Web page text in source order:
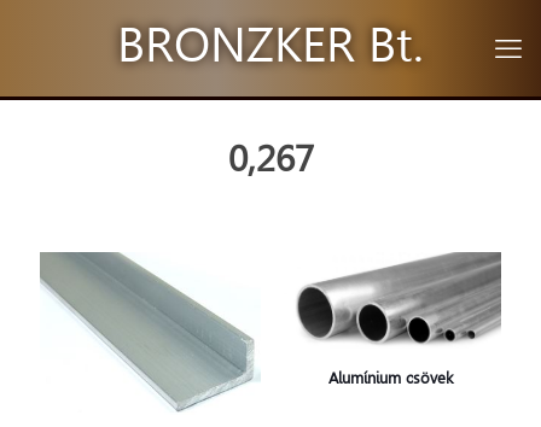
BRONZKER Bt.
0,267
Alumínium csövek